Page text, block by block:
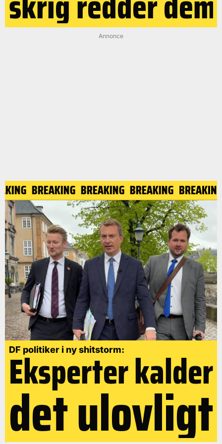
Annonce
BREAKING BREAKING BREAKING BREAKING
DF politiker i ny shitstorm:
Eksperter kalder
det ulovligt